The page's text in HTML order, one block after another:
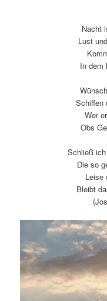
Nacht
Lust
In dem
Schiffen
Wer
Obs
Schließ
Die so
Leise
Bleibt